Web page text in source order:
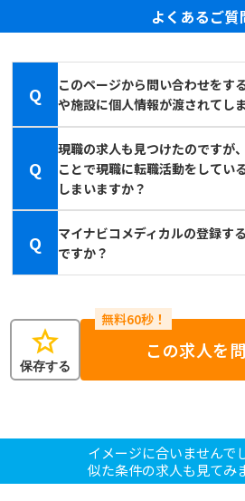
よくあるご質
Q
このページから問い合わせをす
や施設に個人情報が渡されてし
Q
現職の求人も見つけたのですが
ことで現職に転職活動をしてい
しまいますか？
Q
マイナビコメディカルの登録す
ですか？
star
保存する
この求人を
イメージに合いませんで
似た条件の求人も見てみ